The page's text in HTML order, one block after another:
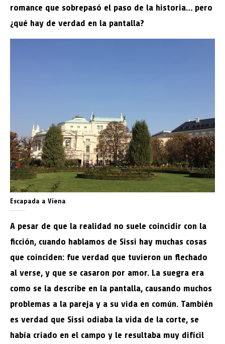
romance que sobrepasó el paso de la historia… pero
¿qué hay de verdad en la pantalla?
Escapada a Viena
A pesar de que la realidad no suele coincidir con la
ficción, cuando hablamos de Sissi hay muchas cosas
que coinciden: fue verdad que tuvieron un flechado
al verse, y que se casaron por amor. La suegra era
como se la describe en la pantalla, causando muchos
problemas a la pareja y a su vida en común. También
es verdad que Sissi odiaba la vida de la corte, se
había criado en el campo y le resultaba muy difícil